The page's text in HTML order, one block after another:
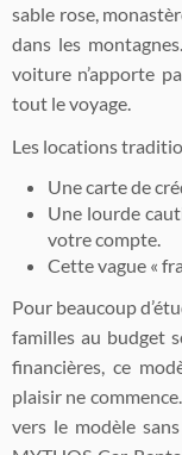
sable rose,
dans les
voiture n’apporte
tout le voyage.
Les locations
Une carte de
Une lourde
votre compte.
Cette vague «
Pour beaucoup
familles au budget
financières, ce
plaisir ne
vers le modèle